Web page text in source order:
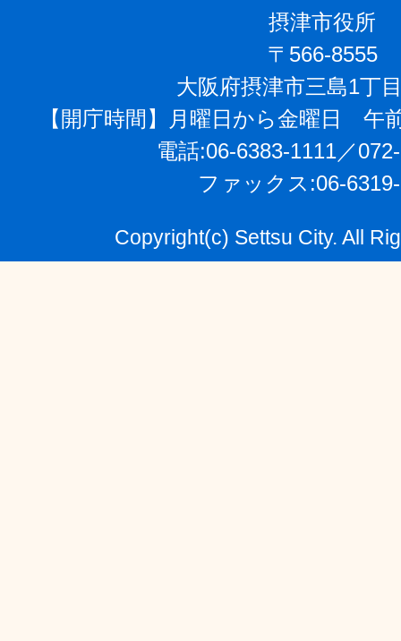
摂津市役所
〒566-8555
大阪府摂津市三島1丁
【開庁時間】月曜日から金曜日 午
電話:06-6383-1111／
ファックス:06-
Copyright(c) Settsu City. All